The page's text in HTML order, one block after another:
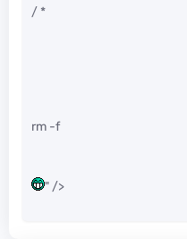
/ *
rm -f
" />